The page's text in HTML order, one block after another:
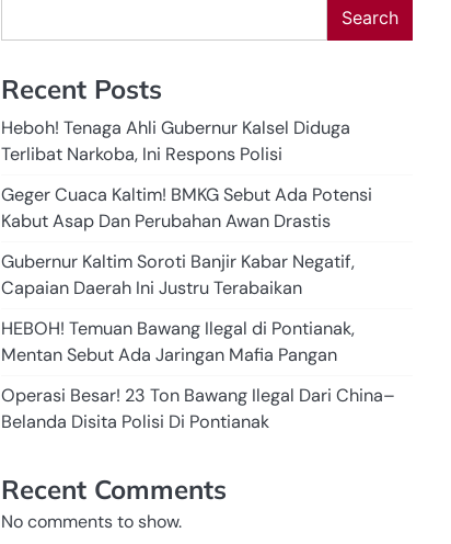
Search
Recent Posts
Heboh! Tenaga Ahli Gubernur Kalsel Diduga
Terlibat Narkoba, Ini Respons Polisi
Geger Cuaca Kaltim! BMKG Sebut Ada Potensi
Kabut Asap Dan Perubahan Awan Drastis
Gubernur Kaltim Soroti Banjir Kabar Negatif,
Capaian Daerah Ini Justru Terabaikan
HEBOH! Temuan Bawang Ilegal di Pontianak,
Mentan Sebut Ada Jaringan Mafia Pangan
Operasi Besar! 23 Ton Bawang Ilegal Dari China–
Belanda Disita Polisi Di Pontianak
Recent Comments
No comments to show.